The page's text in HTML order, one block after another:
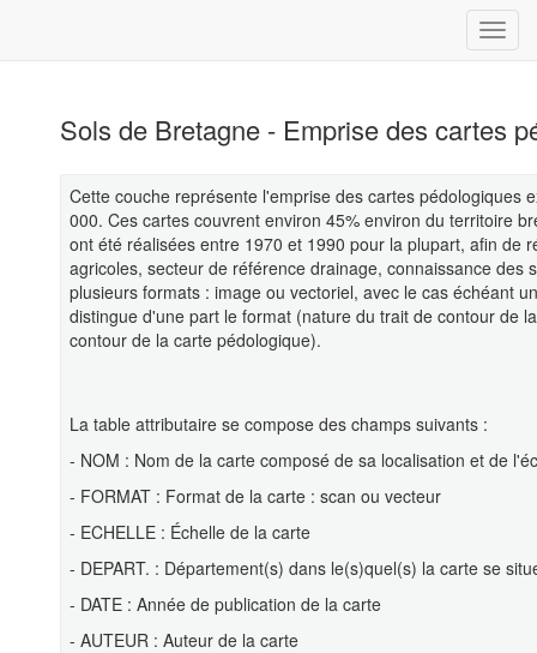
Sols de Bretagne - Emprise des cartes
Cette couche représente l'emprise des cartes pédologiques
000. Ces cartes couvrent environ 45% environ du territoire
ont été réalisées entre 1970 et 1990 pour la plupart, afin de
agricoles, secteur de référence drainage, connaissance
plusieurs formats : image ou vectoriel, avec le cas échéant
distingue d'une part le format (nature du trait de contour de
contour de la carte pédologique).
La table attributaire se compose des champs suivants :
- NOM : Nom de la carte composé de sa localisation et de
- FORMAT : Format de la carte : scan ou vecteur
- ECHELLE : Échelle de la carte
- DEPART. : Département(s) dans le(s)quel(s) la carte se
- DATE : Année de publication de la carte
- AUTEUR : Auteur de la carte